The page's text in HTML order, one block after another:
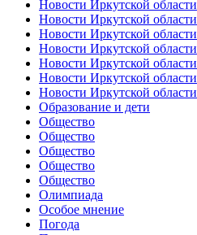
Новости Иркутской области
Новости Иркутской области
Новости Иркутской области
Новости Иркутской области
Новости Иркутской области
Новости Иркутской области
Новости Иркутской области
Образование и дети
Общество
Общество
Общество
Общество
Общество
Олимпиада
Особое мнение
Погода